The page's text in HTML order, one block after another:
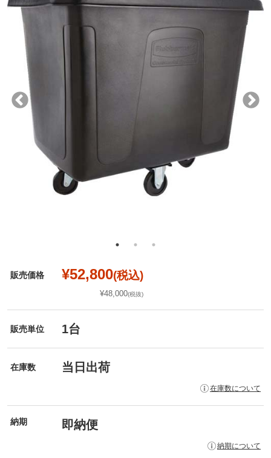
販売価格 ¥52,800(税込)
¥48,000(税抜)
販売単位 1台
在庫数 当日出荷
在庫数について
納期 即納便
納期について